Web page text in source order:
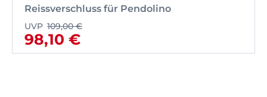
Reissverschluss für Pendolino
UVP 109,00 €
98,10 €